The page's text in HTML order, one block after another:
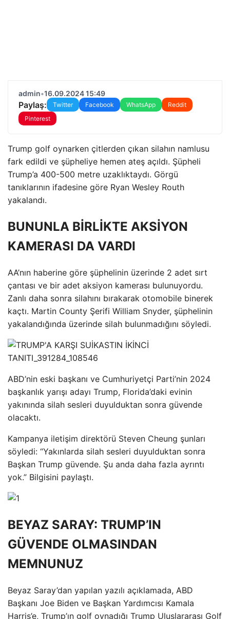
admin•16.09.2024 15:49
Paylaş: Twitter Facebook WhatsApp
Reddit
Pinterest
Trump golf oynarken çitlerden çıkan silahın namlusu
fark edildi ve şüpheliye hemen ateş açıldı. Şüpheli
Trump’a 400-500 metre uzaklıktaydı. Görgü
tanıklarının ifadesine göre Ryan Wesley Routh
yakalandı.
BUNUNLA BİRLİKTE AKSİYON
KAMERASI DA VARDI
AA’nın haberine göre şüphelinin üzerinde 2 adet sırt
çantası ve bir adet aksiyon kamerası bulunuyordu.
Zanlı daha sonra silahını bırakarak otomobile binerek
kaçtı. Martin County Şerifi William Snyder, şüphelinin
yakalandığında üzerinde silah bulunmadığını söyledi.
ABD’nin eski başkanı ve Cumhuriyetçi Parti’nin 2024
başkanlık yarışı adayı Trump, Florida’daki evinin
yakınında silah sesleri duyulduktan sonra güvende
olacaktı.
Kampanya iletişim direktörü Steven Cheung şunları
söyledi: “Yakınlarda silah sesleri duyulduktan sonra
Başkan Trump güvende. Şu anda daha fazla ayrıntı
yok.” Bilgisini paylaştı.
BEYAZ SARAY: TRUMP’IN
GÜVENDE OLMASINDAN
MEMNUNUZ
Beyaz Saray’dan yapılan yazılı açıklamada, ABD
Başkanı Joe Biden ve Başkan Yardımcısı Kamala
Harris’e, Trump’ın golf oynadığı Trump Uluslararası Golf